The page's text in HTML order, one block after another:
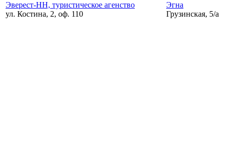
Эверест-НН, туристическое агенство
ул. Костина, 2, оф. 110
Эгна
Грузинская, 5/а